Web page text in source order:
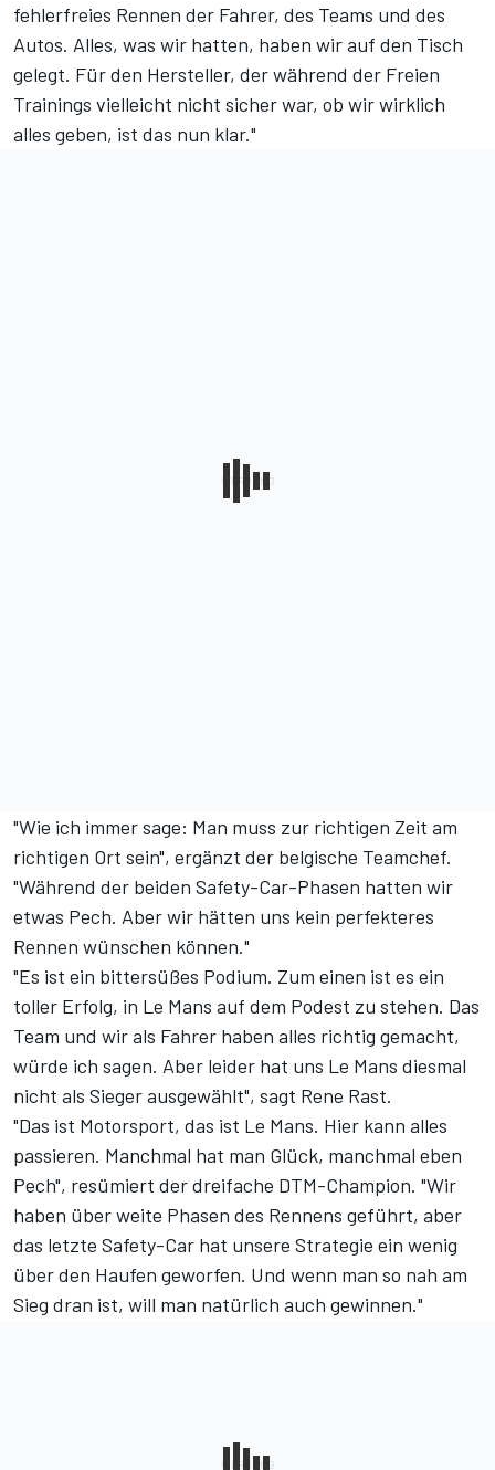
fehlerfreies Rennen der Fahrer, des Teams und des
Autos. Alles, was wir hatten, haben wir auf den Tisch
gelegt. Für den Hersteller, der während der Freien
Trainings vielleicht nicht sicher war, ob wir wirklich
alles geben, ist das nun klar."
"Wie ich immer sage: Man muss zur richtigen Zeit am
richtigen Ort sein", ergänzt der belgische Teamchef.
"Während der beiden Safety-Car-Phasen hatten wir
etwas Pech. Aber wir hätten uns kein perfekteres
Rennen wünschen können."
"Es ist ein bittersüßes Podium. Zum einen ist es ein
toller Erfolg, in Le Mans auf dem Podest zu stehen. Das
Team und wir als Fahrer haben alles richtig gemacht,
würde ich sagen. Aber leider hat uns Le Mans diesmal
nicht als Sieger ausgewählt", sagt Rene Rast.
"Das ist Motorsport, das ist Le Mans. Hier kann alles
passieren. Manchmal hat man Glück, manchmal eben
Pech", resümiert der dreifache DTM-Champion. "Wir
haben über weite Phasen des Rennens geführt, aber
das letzte Safety-Car hat unsere Strategie ein wenig
über den Haufen geworfen. Und wenn man so nah am
Sieg dran ist, will man natürlich auch gewinnen."